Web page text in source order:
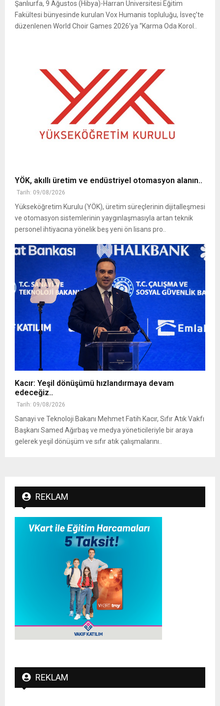
Şanlıurfa, 9 Ağustos (Hibya)-Harran Üniversitesi Eğitim
Fakültesi bünyesinde kurulan Vox Humanis topluluğu, İsveç’te
düzenlenen World Choir Games 2026’ya “Karma Oda Korol..
YÖK, akıllı üretim ve endüstriyel otomasyon alanın..
Tarih: 09/08/2026
Yükseköğretim Kurulu (YÖK), üretim süreçlerinin dijitalleşmesi
ve otomasyon sistemlerinin yaygınlaşmasıyla artan teknik
personel ihtiyacına yönelik beş yeni ön lisans pro..
Kacır: Yeşil dönüşümü hızlandırmaya devam
edeceğiz..
Tarih: 09/08/2026
Sanayi ve Teknoloji Bakanı Mehmet Fatih Kacır, Sıfır Atık Vakfı
Başkanı Samed Ağırbaş ve medya yöneticileriyle bir araya
gelerek yeşil dönüşüm ve sıfır atık çalışmalarını..
REKLAM
REKLAM